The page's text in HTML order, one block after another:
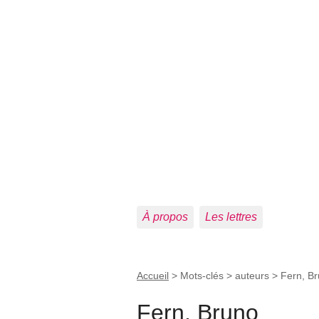
À propos Les lettres
Accueil > Mots-clés > auteurs > Fern,
Fern, Bruno